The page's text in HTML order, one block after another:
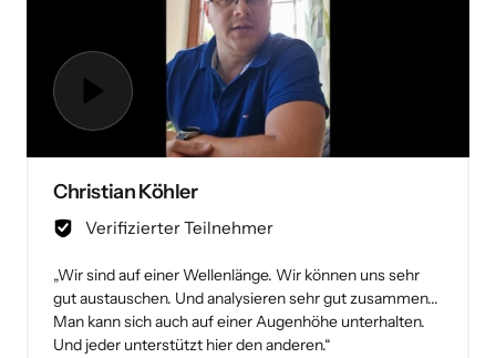
Christian Köhler
Verifizierter Teilnehmer
„Wir sind auf einer Wellenlänge. Wir können uns sehr
gut austauschen. Und analysieren sehr gut zusammen...
Man kann sich auch auf einer Augenhöhe unterhalten.
Und jeder unterstützt hier den anderen.“